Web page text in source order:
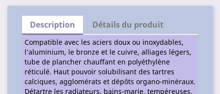
Description Détails du produit
Compatible avec les aciers doux ou inoxydables,
l’aluminium, le bronze et le cuivre, alliages légers,
tube de plancher chauffant en polyéthylène
réticulé. Haut pouvoir solubilisant des tartres
calciques, agglomérats et dépôts organo-minéraux.
Détartre les radiateurs, bains-marie, tempéreuses,